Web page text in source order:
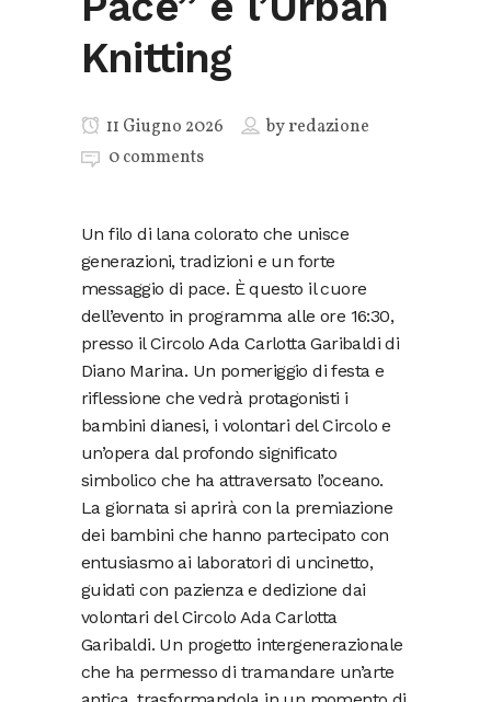
Knitting
11 Giugno 2026 byredazione
0 comments
Un filo di lana colorato che unisce
generazioni, tradizioni e un forte
messaggio di pace. È questo il cuore
dell’evento in programma alle ore 16:30,
presso il Circolo Ada Carlotta Garibaldi di
Diano Marina. Un pomeriggio di festa e
riflessione che vedrà protagonisti i
bambini dianesi, i volontari del Circolo e
un’opera dal profondo significato
simbolico che ha attraversato l’oceano.
La giornata si aprirà con la premiazione
dei bambini che hanno partecipato con
entusiasmo ai laboratori di uncinetto,
guidati con pazienza e dedizione dai
volontari del Circolo Ada Carlotta
Garibaldi. Un progetto intergenerazionale
che ha permesso di tramandare un’arte